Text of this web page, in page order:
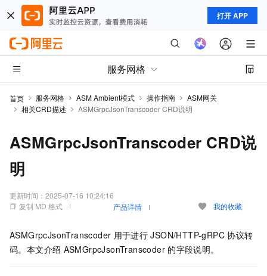
打开 APP
服务网格
首页 服务网格 ASM Ambient模式 操作指南
ASM网关
相关CRD描述
ASMGrpcJsonTranscoder CRD说明
ASMGrpcJsonTranscoder CRD说
明
更新时间： 2025-07-16 10:24:16
复制 MD 格式
产品详情 我的收藏
ASMGrpcJsonTranscoder 用于进行 JSON/HTTP-gRPC 协议转
码。本文介绍 ASMGrpcJsonTranscoder 的字段说明。